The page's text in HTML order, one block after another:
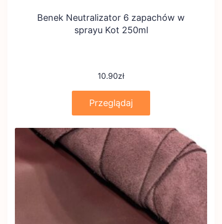
Benek Neutralizator 6 zapachów w
sprayu Kot 250ml
10.90zł
Przeglądaj